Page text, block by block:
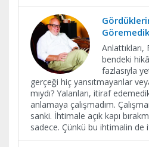
Anlattıkları,
bendeki
fazlasıyla
gerçeği hiç yansıtmayanlar
mıydı? Yalanları, itiraf
anlamaya çalışmadım.
sanki. İhtimale açık kapı
sadece. Çünkü bu ihtimalin de